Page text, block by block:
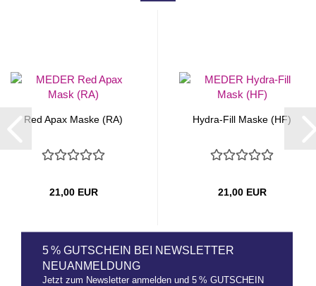
Red Apax Maske (RA)
21,00 EUR
Hydra-Fill Maske (HF)
21,00 EUR
5 % GUTSCHEIN BEI NEWSLETTER
NEUANMELDUNG
Jetzt zum Newsletter anmelden und 5 % GUTSCHEIN